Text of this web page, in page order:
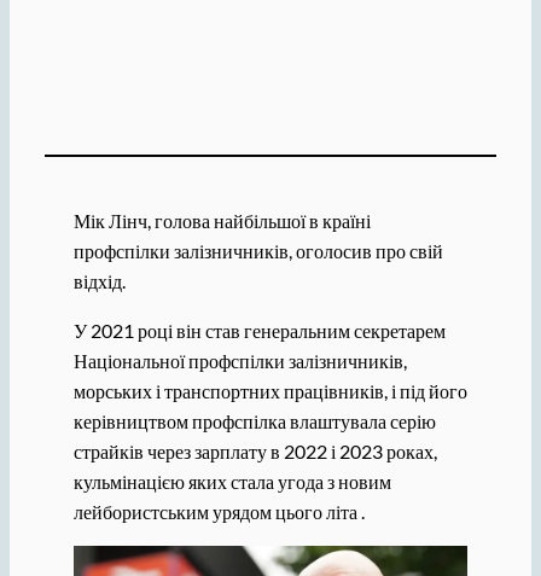
Мік Лінч, голова найбільшої в країні
профспілки залізничників, оголосив про свій
відхід.
У 2021 році він став генеральним секретарем
Національної профспілки залізничників,
морських і транспортних працівників, і під його
керівництвом профспілка влаштувала серію
страйків через зарплату в 2022 і 2023 роках,
кульмінацією яких стала угода з новим
лейбористським урядом цього літа .